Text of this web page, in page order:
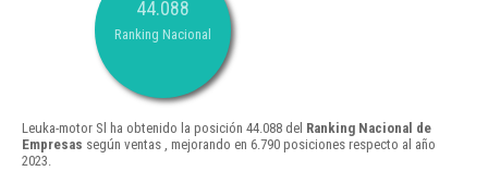
44.088
Ranking Nacional
Leuka-motor Sl ha obtenido la posición 44.088 del Ranking Nacional de
Empresas según ventas , mejorando en 6.790 posiciones respecto al año
2023.